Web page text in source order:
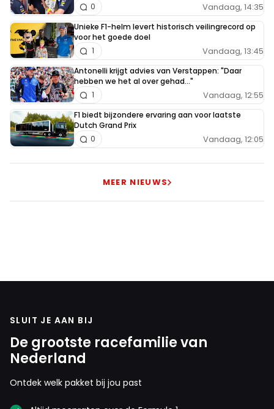
melden met een RN365-account.
INLOGGEN AANMELDEN
Vandaag, 14:35
0
Unieke F1-helm levert historisch veilingrecord op
voor het goede doel
Vandaag, 13:45
1
Antonelli krijgt advies van Verstappen: "Daar
hebben we het al over gehad..."
Vandaag, 12:55
1
F1 biedt bijzondere ervaring aan voor laatste
Dutch Grand Prix
Vandaag, 12:05
0
MEER NIEUWS
SLUIT JE AAN BIJ
De grootste racefamilie van
Nederland
Ontdek welk pakket bij jou past